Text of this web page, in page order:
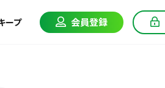
ープ 会員登録